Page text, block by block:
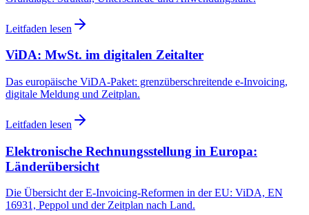
Leitfaden lesen
ViDA: MwSt. im digitalen Zeitalter
Das europäische ViDA-Paket: grenzüberschreitende e-Invoicing,
digitale Meldung und Zeitplan.
Leitfaden lesen
Elektronische Rechnungsstellung in Europa:
Länderübersicht
Die Übersicht der E-Invoicing-Reformen in der EU: ViDA, EN
16931, Peppol und der Zeitplan nach Land.